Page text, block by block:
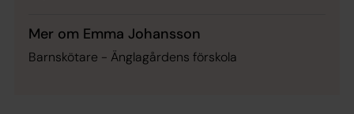
Mer om Emma Johansson
Barnskötare - Änglagårdens förskola